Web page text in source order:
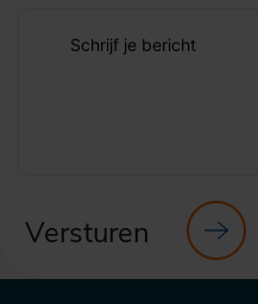
Schrijf je bericht
Versturen